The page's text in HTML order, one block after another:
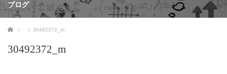
ブログ
ホーム 30492372_m
30492372_m